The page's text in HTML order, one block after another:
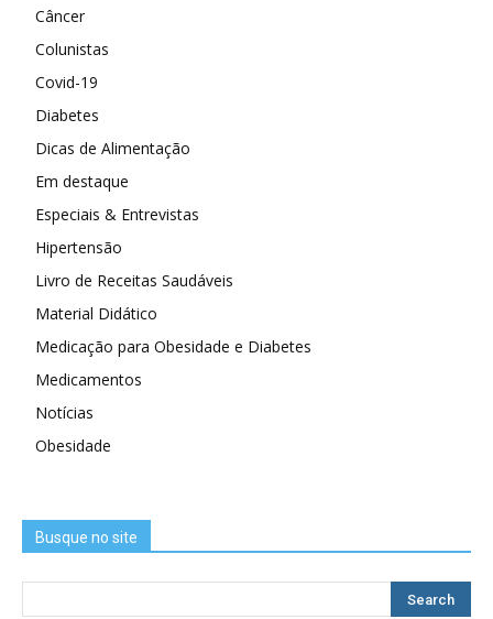
Câncer
Colunistas
Covid-19
Diabetes
Dicas de Alimentação
Em destaque
Especiais & Entrevistas
Hipertensão
Livro de Receitas Saudáveis
Material Didático
Medicação para Obesidade e Diabetes
Medicamentos
Notícias
Obesidade
Busque no site